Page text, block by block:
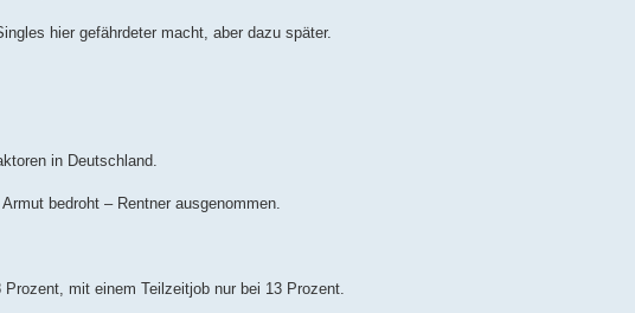
hier gefährdeter macht, aber dazu später.
in Deutschland.
bedroht – Rentner ausgenommen.
mit einem Teilzeitjob nur bei 13 Prozent.